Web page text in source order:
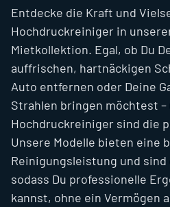
IT
Foto & Video
Blog
Events
Sports
Entdecke die Kraft und
Hochdruckreiniger in
Mietkollektion. Egal, ob Du
auffrischen, hartnäckigen
Auto entfernen oder Deine
Strahlen bringen möchtest
Hochdruckreiniger sind die
Unsere Modelle bieten eine
Reinigungsleistung und sind
sodass Du professionelle
kannst, ohne ein Vermögen